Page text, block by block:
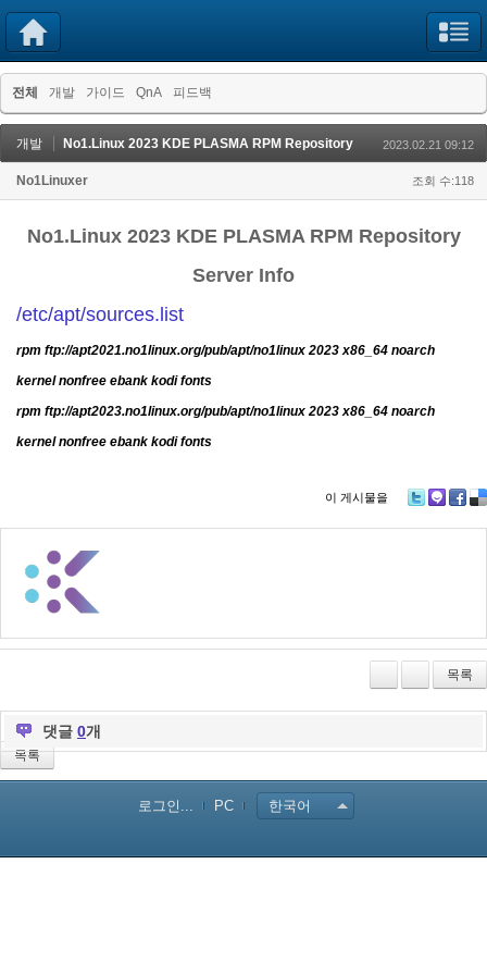
전체 개발 가이드 QnA 피드백
개발 No1.Linux 2023 KDE PLASMA RPM Repository 2023.02.21 09:12
No1Linuxer 조회 수:118
No1.Linux 2023 KDE PLASMA RPM Repository
Server Info
/etc/apt/sources.list
rpm ftp://apt2021.no1linux.org/pub/apt/no1linux2023 x86_64 noarch
kernel nonfree ebank kodi fonts
rpm ftp://apt2023.no1linux.org/pub/apt/no1linux2023 x86_64 noarch
kernel nonfree ebank kodi fonts
이 게시물을
itte e2 ce lici
목록
댓글 0개
목록
로그인... PC 한국어